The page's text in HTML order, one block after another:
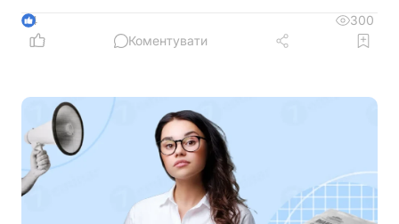
4
300
Коментувати